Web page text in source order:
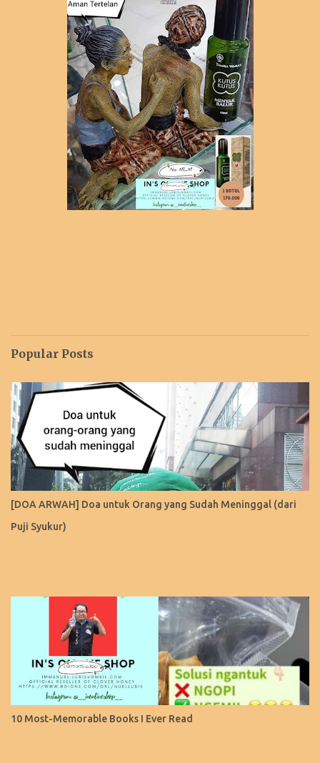
Popular Posts
[DOA ARWAH] Doa untuk Orang yang Sudah Meninggal (dari
Puji Syukur)
10 Most-Memorable Books I Ever Read